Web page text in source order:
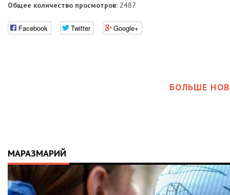
Общее количество просмотров: 2487
Facebook Twitter Google+
БОЛЬШЕ
МАРАЗМАРИЙ
21.04.2026 14:01